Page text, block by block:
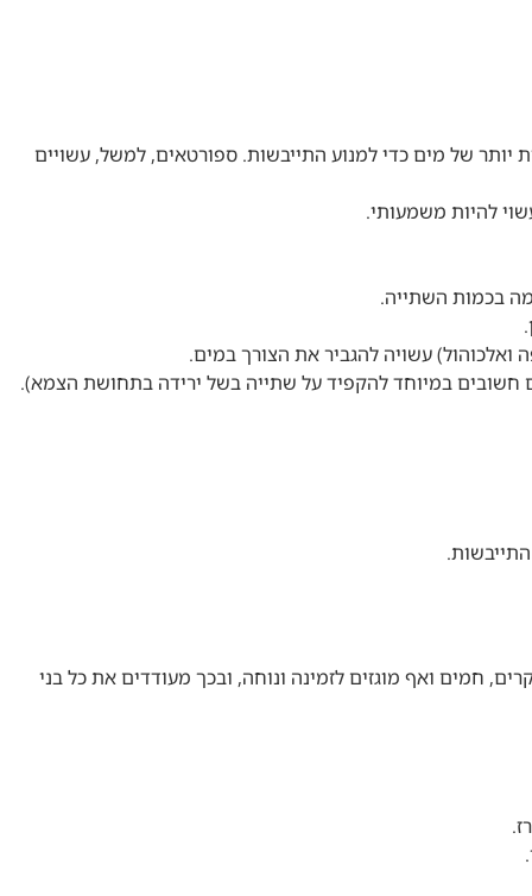
יותר של מים כדי למנוע התייבשות. ספורטאים, למשל, עשויים
להיות משמעותי.
בכמות השתייה.
ואלכוהול) עשויה להגביר את הצורך במים.
חשובים במיוחד להקפיד על שתייה בשל ירידה בתחושת הצמא).
חמים ואף מוגזים לזמינה ונוחה, ובכך מעודדים את כל בני